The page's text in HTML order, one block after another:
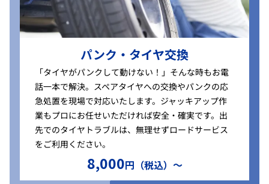
パンク・タイヤ交換
「タイヤがパンクして動けない！」そんな時もお電
話一本で解決。スペアタイヤへの交換やパンクの応
急処置を現場で対応いたします。ジャッキアップ作
業もプロにお任せいただければ安全・確実です。出
先でのタイヤトラブルは、無理せずロードサービス
をご利用ください。
8,000円（税込）〜